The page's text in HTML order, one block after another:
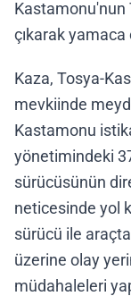
Kastamonu'nun
çıkarak yamaca
Kaza, Tosya-
mevkiinde
Kastamonu
yönetimindeki
sürücüsünün
neticesinde yol
sürücü ile
üzerine olay
müdahaleleri